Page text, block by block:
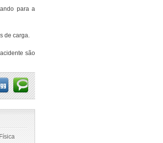
para a
de carga.
são